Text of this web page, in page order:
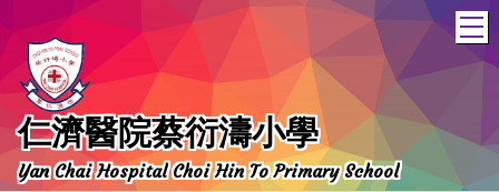
仁濟醫院蔡衍濤小學
Yan Chai Hospital Choi Hin To Primary School